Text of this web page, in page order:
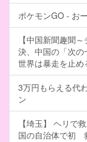
ポケモンGO - お
【中国新聞趣聞
決、中国の「次の
世界は暴走を止め
3万円もらえる代
ン
【埼玉】 ヘリ
国の自治体で初